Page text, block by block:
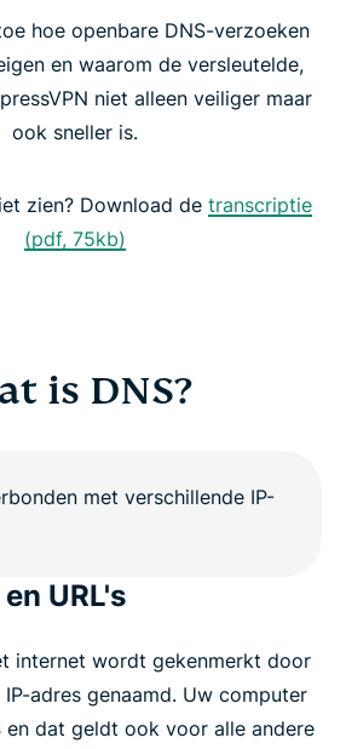
met privé DNS
zijn eigen DNS
hoe openbare DNS-verzoeken
en waarom de versleutelde,
niet alleen veiliger maar
ook sneller is.
zien? Download de transcriptie
(pdf, 75kb)
is DNS?
URL's
internet wordt gekenmerkt door
adres genaamd. Uw computer
en dat geldt ook voor alle andere